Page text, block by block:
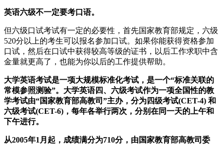
英语六级不一定要考口语。
但六级口试考试有一定的必要性，首先国家教育部规定，六级
520分以上的考生可以报名参加口试。如果你能获得资格参加
口试，然后在口试中获得较高等级的证书，以后工作求职中含
金量就更高了，也能为你以后的工作提供帮助。
大学英语考试是一项大规模标准化考试，是一个“标准关联的
常模参照测验”。大学英语四、六级考试作为一项全国性的教
学考试由“国家教育部高教司”主办，分为四级考试(CET-4) 和
六级考试(CET-6)，每年各举行两次，分别在同一天的上午和
下午进行。
从2005年1月起，成绩满分为710分，由国家教育部高教司委